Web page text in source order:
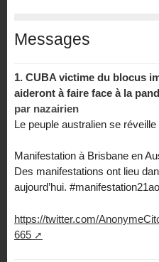
Messages
1. CUBA victime du blocus
aideront à faire face à la
par nazairien
Le peuple australien se réveille
Manifestation à Brisbane en
Des manifestations ont lieu
aujourd’hui.
https://twitter.com/
665